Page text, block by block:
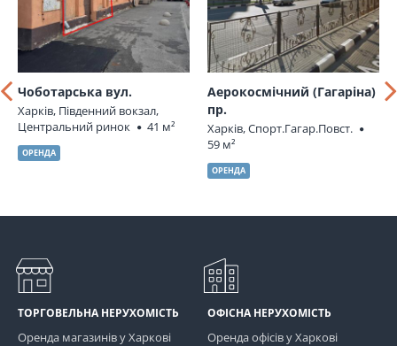
Чоботарська вул.
Харків, Південний вокзал,
Центральний ринок
41 м²
ОРЕНДА
Аерокосмічний (Гагаріна)
пр.
Харків, Спорт.Гагар.Повст.
59 м²
ОРЕНДА
ТОРГОВЕЛЬНА НЕРУХОМІСТЬ
Оренда магазинів у Харкові
ОФІСНА НЕРУХОМІСТЬ
Оренда офісів у Харкові